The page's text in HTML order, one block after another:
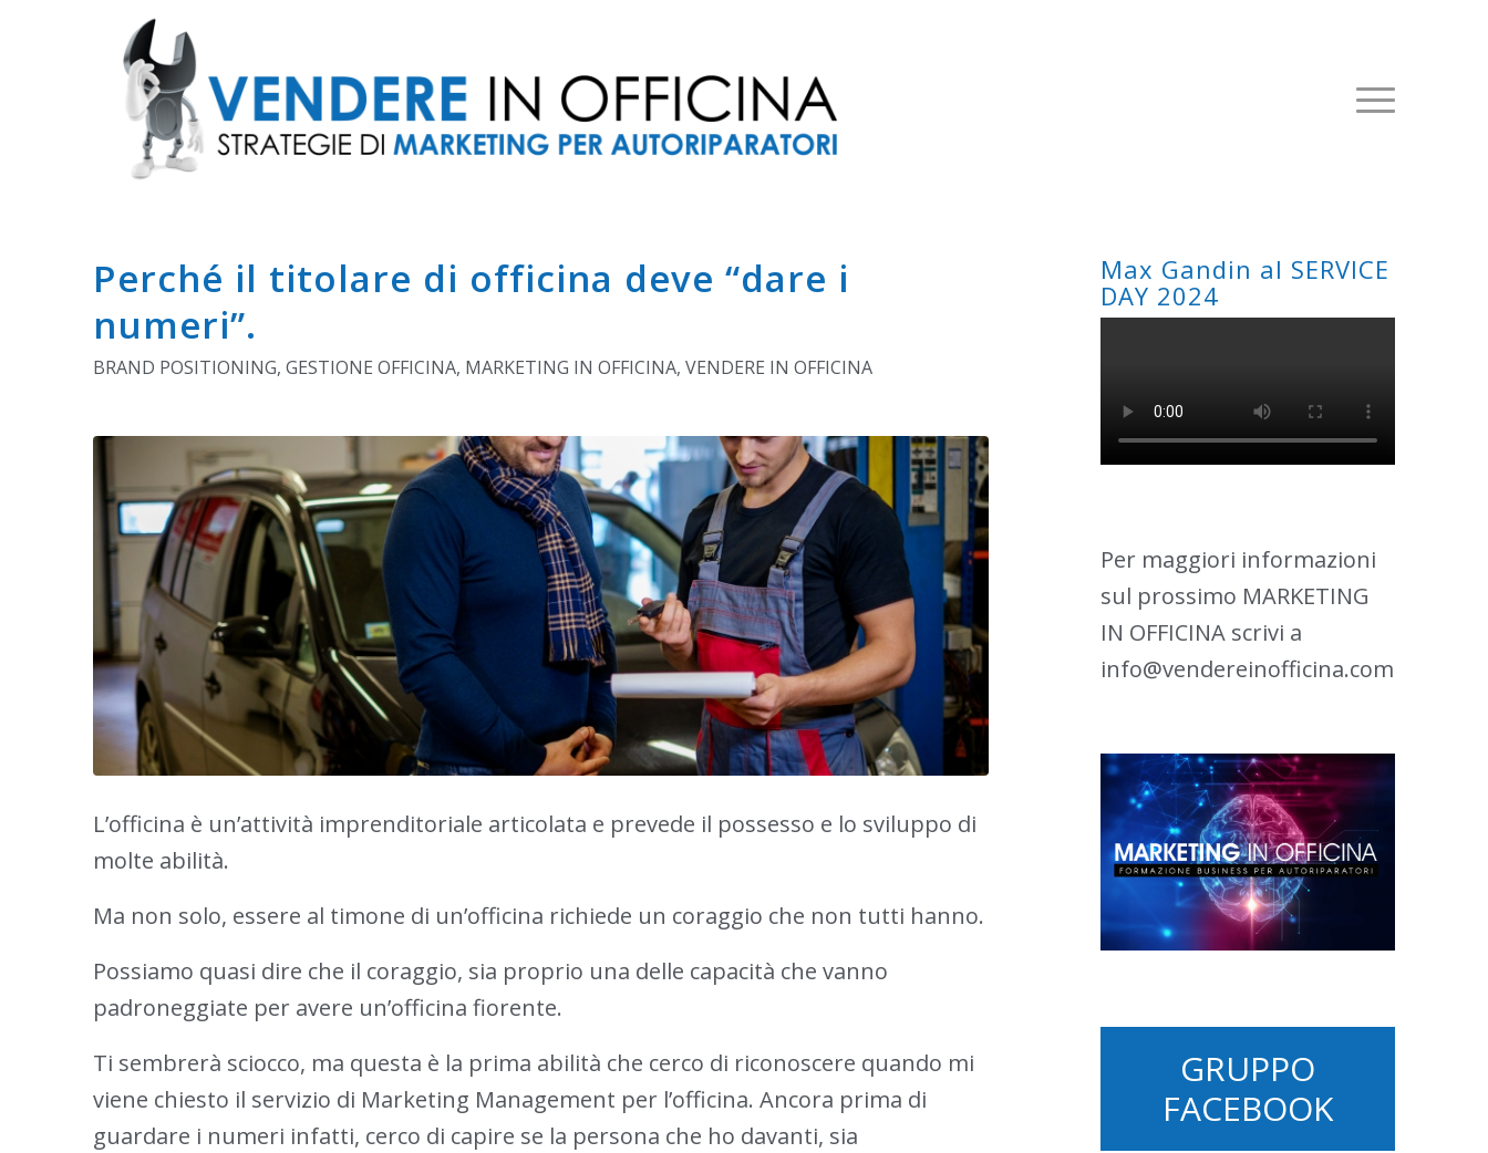
Perché il titolare di officina deve “dare i
numeri”.
BRAND POSITIONING, GESTIONE OFFICINA, MARKETING IN OFFICINA, VENDERE IN OFFICINA
L’officina è un’attività imprenditoriale articolata e prevede il possesso e lo sviluppo di
molte abilità.
Ma non solo, essere al timone di un’officina richiede un coraggio che non tutti hanno.
Possiamo quasi dire che il coraggio, sia proprio una delle capacità che vanno
padroneggiate per avere un’officina fiorente.
Ti sembrerà sciocco, ma questa è la prima abilità che cerco di riconoscere quando mi
viene chiesto il servizio di Marketing Management per l’officina. Ancora prima di
guardare i numeri infatti, cerco di capire se la persona che ho davanti, sia
Max Gandin al SERVICE
DAY 2024
Per maggiori informazioni
sul prossimo MARKETING
IN OFFICINA scrivi a
info@vendereinofficina.com
GRUPPO
FACEBOOK